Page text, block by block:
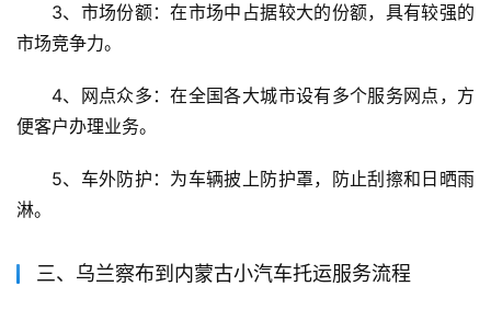
3、市场份额：在市场中占据较大的份额，具有较强的
市场竞争力。
4、网点众多：在全国各大城市设有多个服务网点，方
便客户办理业务。
5、车外防护：为车辆披上防护罩，防止刮擦和日晒雨
淋。
三、乌兰察布到内蒙古小汽车托运服务流程